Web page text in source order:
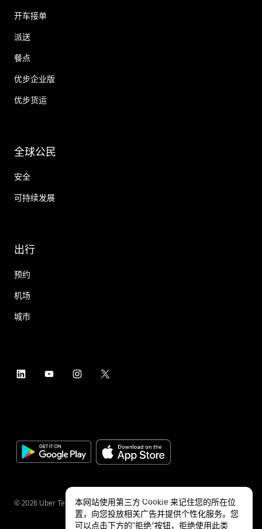
开车接单
派送
餐点
优步企业版
优步货运
全球公民
安全
可持续发展
出行
预约
机场
城市
© 2026 Uber Technologies Inc.
本网站使用第三方 Cookie 来记住您的所在位
置，向您投放相关广告并提供个性化服务。您
可以点击下方的“拒绝”按钮，拒绝使用此类